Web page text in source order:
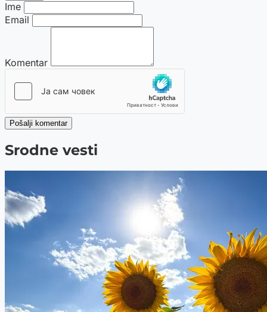
Ime
Email
Komentar
Pošalji komentar
Srodne vesti